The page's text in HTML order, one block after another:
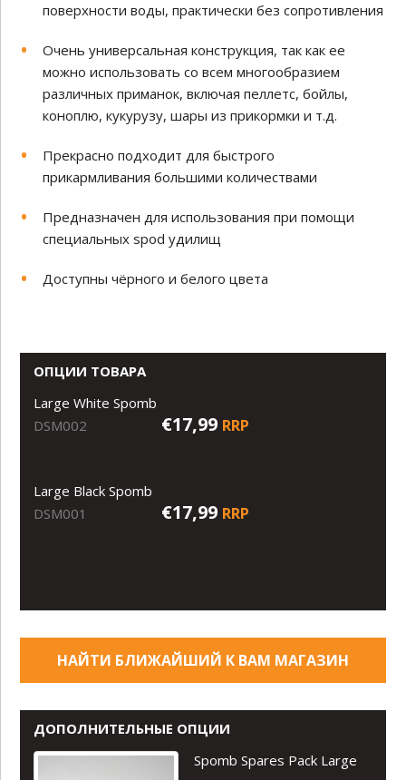
поверхности воды, практически без сопротивления
Очень универсальная конструкция, так как ее
можно использовать со всем многообразием
различных приманок, включая пеллетс, бойлы,
коноплю, кукурузу, шары из прикормки и т.д.
Прекрасно подходит для быстрого
прикармливания большими количествами
Предназначен для использования при помощи
специальных spod удилищ
Доступны чёрного и белого цвета
ОПЦИИ ТОВАРА
Large White Spomb
DSM002
€17,99 RRP
Large Black Spomb
DSM001
€17,99 RRP
НАЙТИ БЛИЖАЙШИЙ К ВАМ МАГАЗИН
ДОПОЛНИТЕЛЬНЫЕ ОПЦИИ
Spomb Spares Pack Large